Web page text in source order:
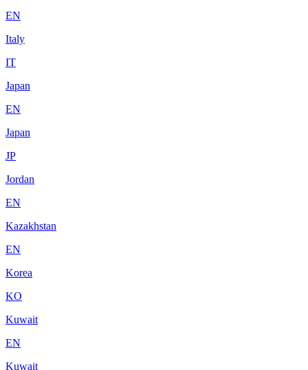
EN
Italy
IT
Japan
EN
Japan
JP
Jordan
EN
Kazakhstan
EN
Korea
KO
Kuwait
EN
Kuwait